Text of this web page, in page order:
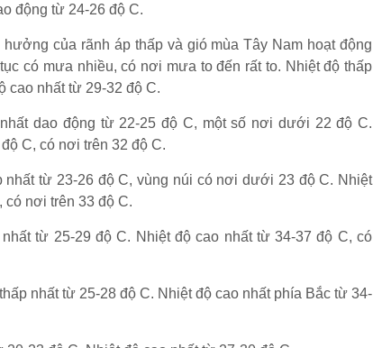
động từ 24-26 độ C.
hưởng của rãnh áp thấp và gió mùa Tây Nam hoạt động
có mưa nhiều, có nơi mưa to đến rất to. Nhiệt độ thấp
cao nhất từ 29-32 độ C.
dao động từ 22-25 độ C, một số nơi dưới 22 độ C.
C, có nơi trên 32 độ C.
nhất từ 23-26 độ C, vùng núi có nơi dưới 23 độ C. Nhiệt
có nơi trên 33 độ C.
từ 25-29 độ C. Nhiệt độ cao nhất từ 34-37 độ C, có
nhất từ 25-28 độ C. Nhiệt độ cao nhất phía Bắc từ 34-